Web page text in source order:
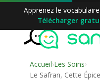
Apprenez le
Télécharger
Aller
contenu
Accueil›Les Soins›
Le Safran, Cette